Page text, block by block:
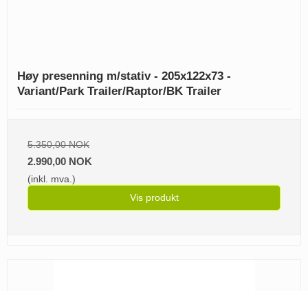
Høy presenning m/stativ - 205x122x73 -
Variant/Park Trailer/Raptor/BK Trailer
5.350,00 NOK
2.990,00 NOK
(inkl. mva.)
Vis produkt